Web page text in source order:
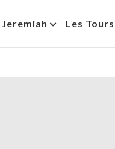
Jeremiah Les